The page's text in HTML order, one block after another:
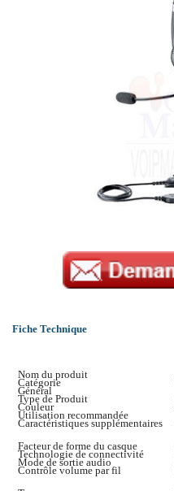
Fiche Technique
Nom du produit
Catégorie
Général
Type de Produit
Couleur
Utilisation recommandée
Caractéristiques supplémentaires
Facteur de forme du casque
Technologie de connectivité
Mode de sortie audio
Contrôle volume par fil